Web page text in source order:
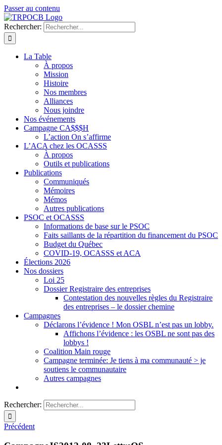
Passer au contenu
Rechercher:
La Table
À propos
Mission
Histoire
Nos membres
Alliances
Nous joindre
Nos événements
Campagne CA$$$H
L’action On s’affirme
L’ACA chez les OCASSS
À propos
Outils et publications
Publications
Communiqués
Mémoires
Mémos
Autres publications
PSOC et OCASSS
Informations de base sur le PSOC
Faits saillants de la répartition du financement du PSOC
Budget du Québec
COVID-19, OCASSS et ACA
Élections 2026
Nos dossiers
Loi 25
Dossier Registraire des entreprises
Contestation des nouvelles règles du Registraire
des entreprises – le dossier chemine
Campagnes
Déclarons l’évidence ! Mon OSBL n’est pas un lobby.
Affichons l’évidence : les OSBL ne sont pas des
lobbys !
Coalition Main rouge
Campagne terminée: Je tiens à ma communauté > je
soutiens le communautaire
Autres campagnes
Rechercher:
Précédent